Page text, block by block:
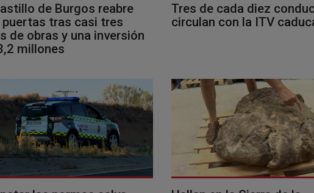
de Burgos reabre
puertas tras casi tres
de obras y una inversión
millones
Tres de cada diez
circulan con la ITV